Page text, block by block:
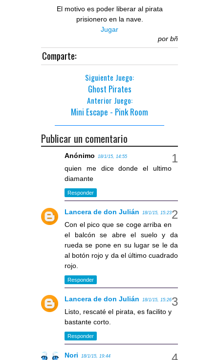
El motivo es poder liberar al pirata
prisionero en la nave.
Jugar
por bñ
Comparte:
Siguiente Juego:
Ghost Pirates
Anterior Juego:
Mini Escape - Pink Room
Publicar un comentario
Anónimo 18/1/15, 14:55
quien me dice donde el ultimo
diamante
Responder
Lancera de don Julián 18/1/15, 15:23
Con el pico que se coge arriba en
el balcón se abre el suelo y da
rueda se pone en su lugar se le da
al botón rojo y da el último cuadrado
rojo.
Responder
Lancera de don Julián 18/1/15, 15:26
Listo, rescaté el pirata, es facilito y
bastante corto.
Responder
Nori 18/1/15, 19:44